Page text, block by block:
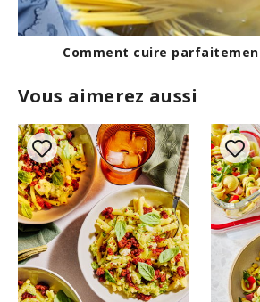
Comment cuire
Vous aimerez aussi
7
s
e
d